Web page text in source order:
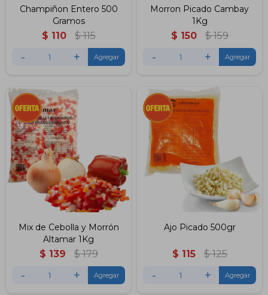
Champiñon Entero 500
Gramos
$ 110 $ 115
- +
Morron Picado Cambay
1Kg
$ 150 $ 159
- +
Mix de Cebolla y Morrón
Altamar 1Kg
$ 139 $ 179
- +
Ajo Picado 500gr
$ 115 $ 125
- +